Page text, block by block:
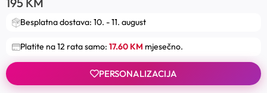
Besplatna dostava: 10. - 11. august
Platite na 12 rata samo: 17.60 KM mjesečno.
PERSONALIZACIJA